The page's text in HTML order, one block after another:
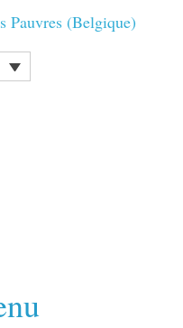
Pauvres (Belgique)